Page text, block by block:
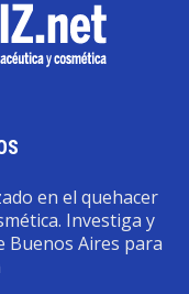
en el quehacer
Investiga y
Buenos Aires para